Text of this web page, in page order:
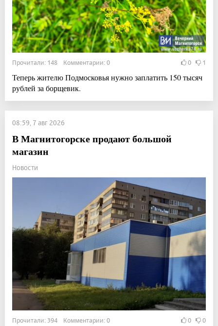
Прочитали: 148 Комментарии: 0 0 1
Теперь жителю Подмосковья нужно заплатить 150 тысяч
рублей за борщевик.
08:59, 7 авг 2026
В Магнитогорске продают большой
магазин
Новости
Прочитали: 394 Комментарии: 0 0 0